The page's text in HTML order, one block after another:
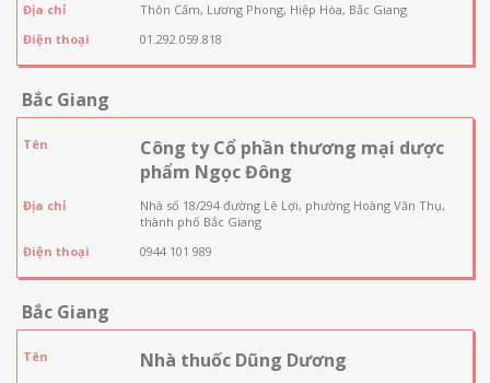
Địa chỉ
Thôn Cấm, Lương Phong, Hiệp Hòa, Bắc Giang
Điện thoại
01.292.059.818
Bắc Giang
Tên
Công ty Cổ phần thương mại dược
phẩm Ngọc Đông
Địa chỉ
Nhà số 18/294 đường Lê Lợi, phường Hoàng Văn Thụ,
thành phố Bắc Giang
Điện thoại
0944 101 989
Bắc Giang
Tên Nhà thuốc Dũng Dương